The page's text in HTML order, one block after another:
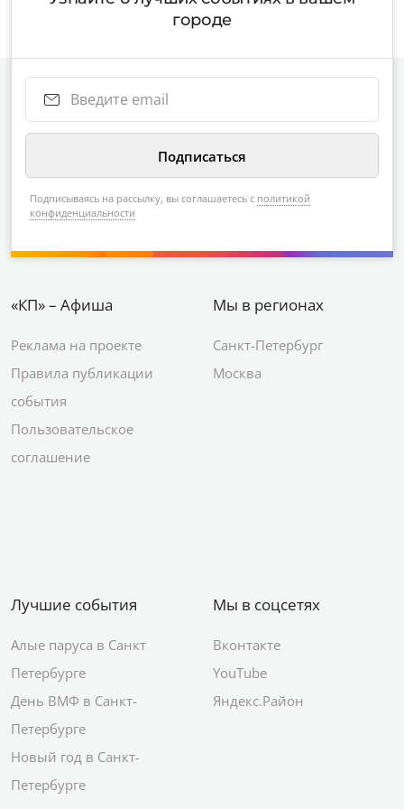
городе
Подписываясь на рассылку, вы соглашаетесь с политикой
конфиденциальности
«КП» – Афиша
Реклама на проекте
Правила публикации
события
Пользовательское
соглашение
Мы в регионах
Санкт-Петербург
Москва
Лучшие события
Алые паруса в Санкт
Петербурге
День ВМФ в Санкт-
Петербурге
Новый год в Санкт-
Петербурге
Мы в соцсетях
Вконтакте
YouTube
Яндекс.Район